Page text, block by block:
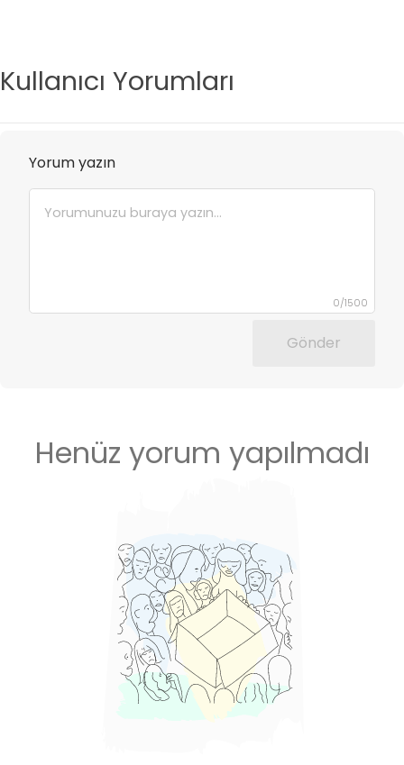
Kullanıcı Yorumları
Yorum yazın
0/1500
Gönder
Henüz yorum yapılmadı